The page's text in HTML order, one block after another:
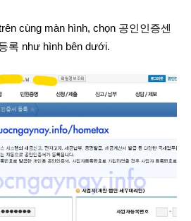
cùng màn hình, chọn 공인인증센
록 như hình bên dưới.